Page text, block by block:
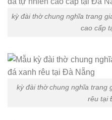
kỳ đài thờ chung nghĩa trang
cao cấp
kỳ đài thờ chung nghĩa trang
rêu tại